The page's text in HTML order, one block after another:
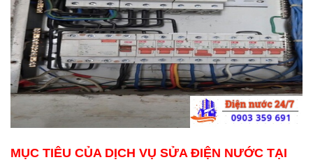
MỤC TIÊU CỦA DỊCH VỤ SỬA ĐIỆN NƯỚC TẠI